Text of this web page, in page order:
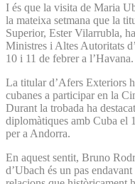
I és que la visita de Maria
la mateixa setmana que la
Superior, Ester Vilarrubla,
Ministres i Altes Autoritats
10 i 11 de febrer a l’Havana.
La titular d’Afers Exteriors
cubanes a participar en la
Durant la trobada ha
diplomàtiques amb Cuba el
per a Andorra.
En aquest sentit, Bruno
d’Ubach és un pas